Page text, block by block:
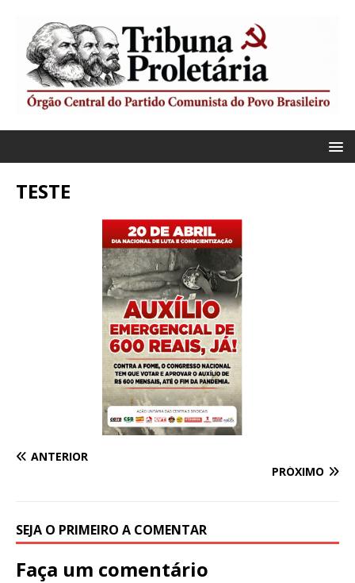
TESTE
ANTERIOR
PRÓXIMO
SEJA O PRIMEIRO A COMENTAR
Faça um comentário